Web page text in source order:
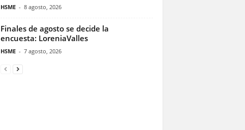
HSME - 8 agosto, 2026
Finales de agosto se decide la
encuesta: LoreniaValles
HSME - 7 agosto, 2026